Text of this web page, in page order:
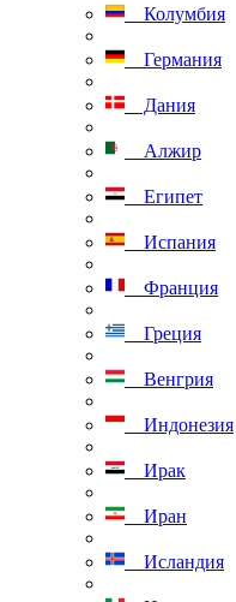
Колумбия
Германия
Дания
Алжир
Египет
Испания
Франция
Греция
Венгрия
Индонезия
Ирак
Иран
Исландия